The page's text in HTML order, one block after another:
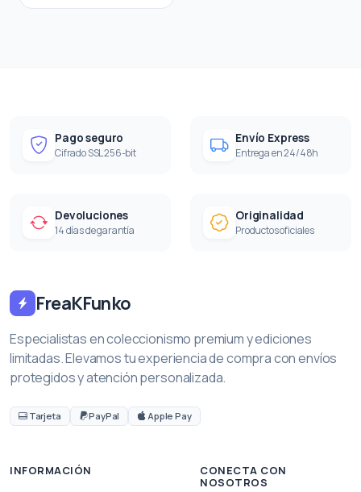
Pago seguro
Cifrado SSL 256-bit
Envío Express
Entrega en 24/48h
Devoluciones
14 días de garantía
Originalidad
Productos oficiales
FreaKFunko
Especialistas en coleccionismo premium y ediciones
limitadas. Elevamos tu experiencia de compra con envíos
protegidos y atención personalizada.
Tarjeta PayPal Apple Pay
INFORMACIÓN
CONECTA CON
NOSOTROS